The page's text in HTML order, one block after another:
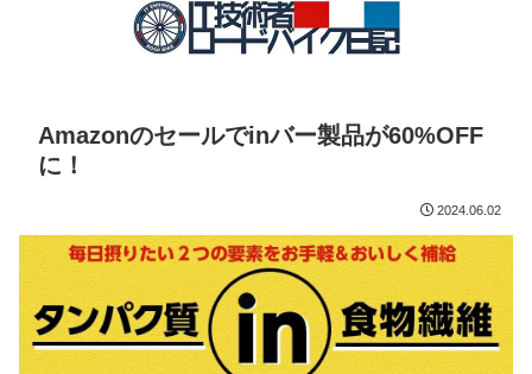
Amazonのセールでinバー製品が60%OFF
に！
2024.06.02